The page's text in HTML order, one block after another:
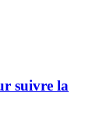
suivre la